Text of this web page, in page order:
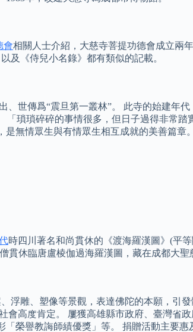
會相關人士介紹，大慈寺菩提功德會成立兩
及《侍兒小名錄》都有類似的記載。
世傳爲“震旦第一叢林”。 此寺的始建年代
「瑣瑣碎碎的事情很多，但日子過得非常踏
無情眾生與有情眾生相互成就的美善篇章
時四川著名和尚貫休的《渡海羅漢圖》(平
休臨唐盧棱伽過海羅漢圖，藏在成都大聖
浮雕、塑像等景觀，表達佛陀的本願，引發
高度肯定。 屢獲高雄縣市政府、臺灣省
榮譽教誨師績優獎」等。 捐贈活動主要惠